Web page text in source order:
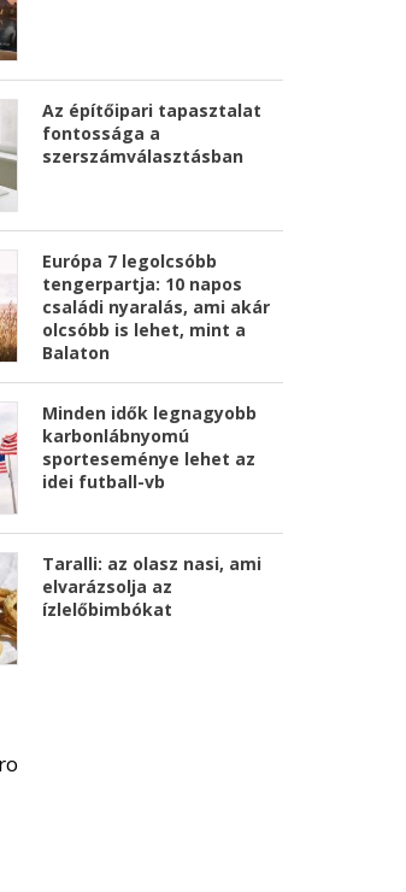
Az építőipari tapasztalat
fontossága a
szerszámválasztásban
Európa 7 legolcsóbb
tengerpartja: 10 napos
családi nyaralás, ami akár
olcsóbb is lehet, mint a
Balaton
Minden idők legnagyobb
karbonlábnyomú
sporteseménye lehet az
idei futball-vb
Taralli: az olasz nasi, ami
elvarázsolja az
ízlelőbimbókat